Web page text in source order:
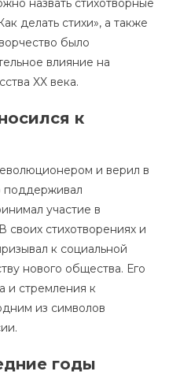
назвать стихотворные
делать стихи», а также
было
влияние на
XX века.
к
и верил в
поддерживал
участие в
своих стихотворениях и
к социальной
нового общества. Его
и стремления к
из символов
годы